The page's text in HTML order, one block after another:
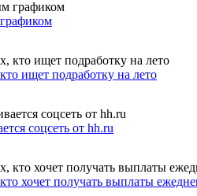
ищет подработку на лето
соцсеть от hh.ru
хочет получать выплаты